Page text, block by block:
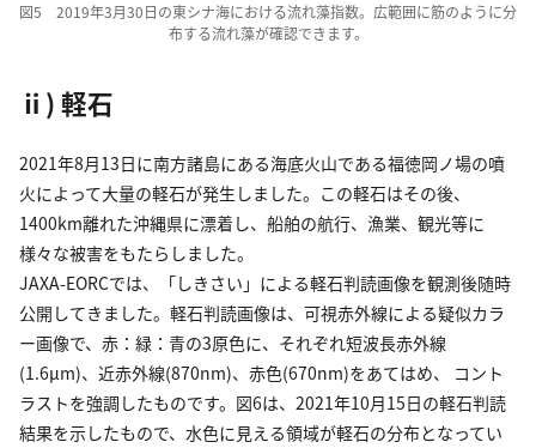
図5 2019年3月30日の東シナ海における流れ藻指数。広範囲に筋のように分
布する流れ藻が確認できます。
ⅱ) 軽石
2021年8月13日に南方諸島にある海底火山である福徳岡ノ場の噴
火によって大量の軽石が発生しました。この軽石はその後、
1400km離れた沖縄県に漂着し、船舶の航行、漁業、観光等に
様々な被害をもたらしました。
JAXA-EORCでは、「しきさい」による軽石判読画像を観測後随時
公開してきました。軽石判読画像は、可視赤外線による疑似カラ
ー画像で、赤：緑：青の3原色に、それぞれ短波長赤外線
(1.6μm)、近赤外線(870nm)、赤色(670nm)をあてはめ、 コント
ラストを強調したものです。図6は、2021年10月15日の軽石判読
結果を示したもので、水色に見える領域が軽石の分布となってい